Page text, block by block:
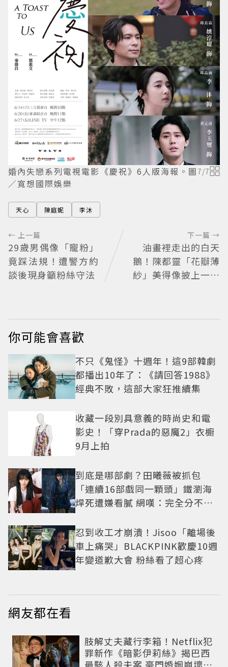
婚內失戀系列電視電影《慶祝》6人版海報。圖
／寬想國際娛樂
7/7
天心 陳庭妮 李沐
← 上一篇
29歲男偶像「寵粉」
竟踩法規！遭警方約
談後現身籲粉絲守法
下一篇 →
油畫裡走出的白天
鵝！陳都靈「花瓣薄
紗」美得像披上一層
仙
你可能會喜歡
不只《鬼怪》十週年！這9部韓劇
都播出10年了：《請回答1988》
經典不敗，這部大家狂推續集
收藏一段別具意義的時尚史和電
影史！「穿Prada的惡魔2」衣櫥
9月上拍
到底是哪部劇？田曦薇被抓包
「連續16部戲同一顆頭」鐵瀏海
焊死遭嫌看膩 網嘆：完全分不出
忍到收工才崩潰！Jisoo「離場後
車上痛哭」BLACKPINK歡慶10週
年變道歉大會 粉絲看了超心疼
網友都在看
肢解丈夫藏行李箱！Netflix犯
罪新作《暗影伊莉絲》揭巴西
最駭人殺夫案 豪門婚姻崩壞釀